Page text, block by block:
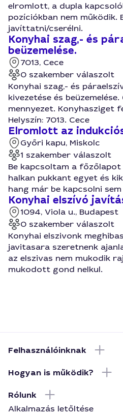
elromlott, a dupla
pozíciókban nem működik.
javíttatni/cserélni.
Konyhai szag,- és
beüzemelése.
7013, Cece
0 szakember válaszolt
Konyhai szag,- és
kivezetése és
mennyezet. Konyhasziget
Helyszín: 7013. Cece
Elromlott az
Győri kapu, Miskolc
1 szakember válaszolt
Be kapcsoltam a főzőlapot
halkan pukkant egyet és
hang már be kapcsolni
Konyhai elszívó
1094, Viola u., Budapest
0 szakember válaszolt
Konyhai elszivonk
javitasara szeretnenk
az elszivas nem mukodik
mukodott gond nelkul.
Felhasználóinknak
Hogyan is működik?
Rólunk
Alkalmazás letőltése